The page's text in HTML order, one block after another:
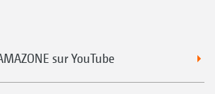
sur YouTube